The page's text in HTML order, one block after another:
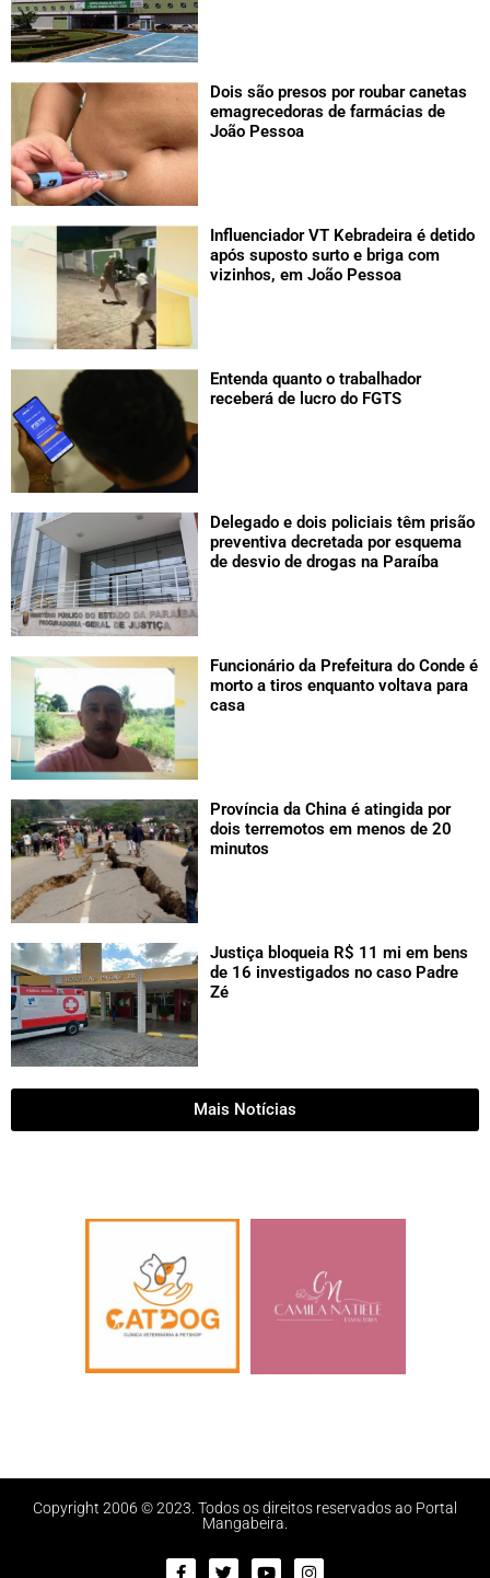
Dois são presos por roubar canetas
emagrecedoras de farmácias de
João Pessoa
Influenciador VT Kebradeira é detido
após suposto surto e briga com
vizinhos, em João Pessoa
Entenda quanto o trabalhador
receberá de lucro do FGTS
Delegado e dois policiais têm prisão
preventiva decretada por esquema
de desvio de drogas na Paraíba
Funcionário da Prefeitura do Conde é
morto a tiros enquanto voltava para
casa
Província da China é atingida por
dois terremotos em menos de 20
minutos
Justiça bloqueia R$ 11 mi em bens
de 16 investigados no caso Padre
Zé
Mais Notícias
Copyright 2006 © 2023. Todos os direitos reservados ao Portal
Mangabeira.